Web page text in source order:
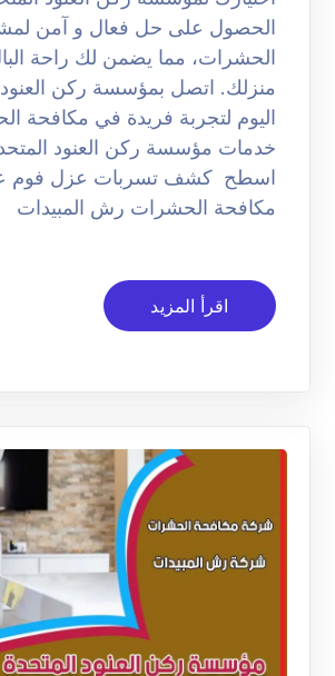
الحصول على حل فعال و آمن
الحشرات، مما يضمن لك راحة
منزلك. اتصل بمؤسسة ركن العنود
اليوم لتجربة فريدة في مكافحة
خدمات مؤسسة ركن العنود
اسطح كشف تسربات عزل فوم
مكافحة الحشرات رش المبيدات
اقرأ المزيد